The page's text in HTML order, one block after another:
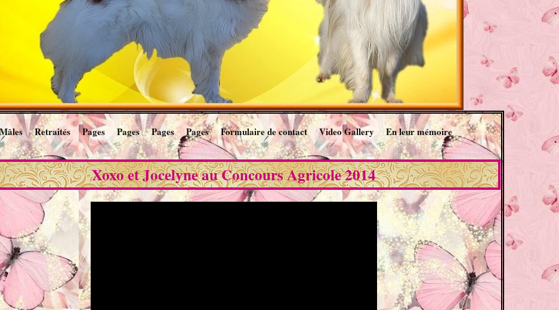
Mâles Retraités Pages Pages Pages Pages Formulaire de contact Video Gallery En leur mémoire
Xoxo et Jocelyne au Concours Agricole 2014